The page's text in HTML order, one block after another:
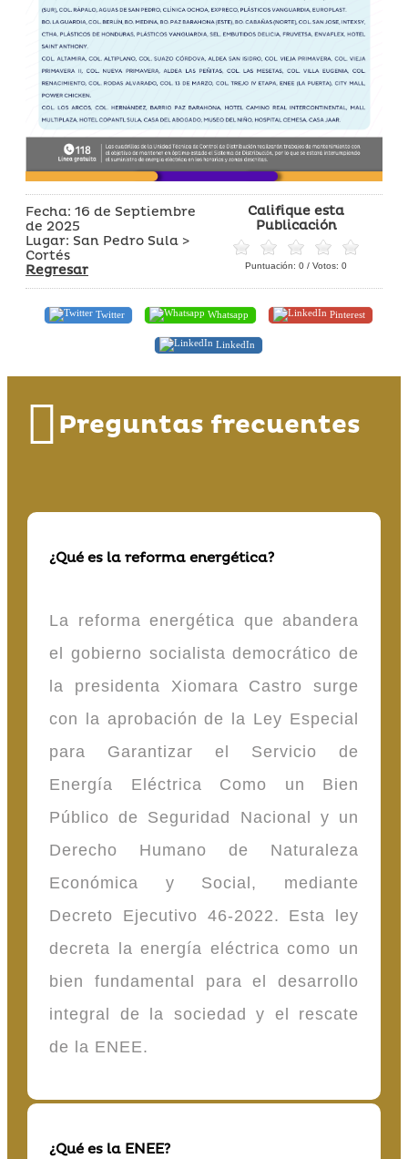
Fecha: 16 de Septiembre
de 2025
Lugar: San Pedro Sula >
Cortés
Regresar
Califique esta
Publicación
Puntuación: 0 / Votos: 0
Twitter Whatsapp Pinterest
LinkedIn
Preguntas frecuentes
¿Qué es la reforma energética?
La reforma energética que abandera
el gobierno socialista democrático de
la presidenta Xiomara Castro surge
con la aprobación de la Ley Especial
para Garantizar el Servicio de
Energía Eléctrica Como un Bien
Público de Seguridad Nacional y un
Derecho Humano de Naturaleza
Económica y Social, mediante
Decreto Ejecutivo 46-2022. Esta ley
decreta la energía eléctrica como un
bien fundamental para el desarrollo
integral de la sociedad y el rescate
de la ENEE.
¿Qué es la ENEE?